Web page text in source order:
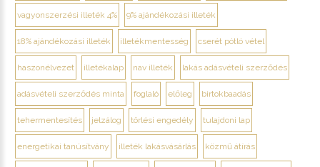
vagyonszerzési illeték 4% 9% ajándékozási illeték
18% ajándékozási illeték illetékmentesség cserét pótló vétel
haszonélvezet illetékalap nav illeték lakás adásvételi szerződés
adásvételi szerződés minta foglaló előleg birtokbaadás
tehermentesítés jelzálog törlési engedély tulajdoni lap
energetikai tanúsítvány illeték lakásvásárlás közmű átírás